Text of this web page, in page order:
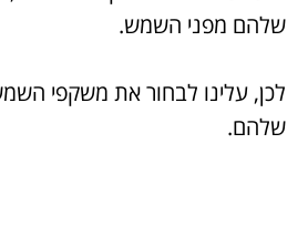
שלהם מפני השמש.
לכן, עלינו לבחור את משקפי
שלהם.